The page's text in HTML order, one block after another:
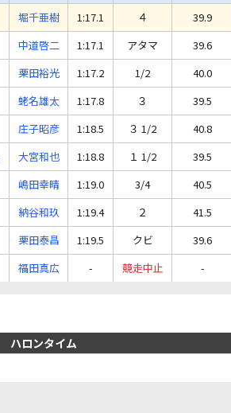
堀千亜樹 1:17.1 ４ 39.9
中道啓二 1:17.1 アタマ 39.6
栗田裕光 1:17.2 1/2 40.0
蛯名雄太 1:17.8 ３ 39.5
庄子昭彦 1:18.5 ３ 1/2 40.8
大宮和也 1:18.8 １ 1/2 39.5
嶋田幸晴 1:19.0 3/4 40.5
納谷和玖 1:19.4 ２ 41.5
栗田泰昌 1:19.5 クビ 39.6
福田真広 - 競走中止 -
ハロンタイム